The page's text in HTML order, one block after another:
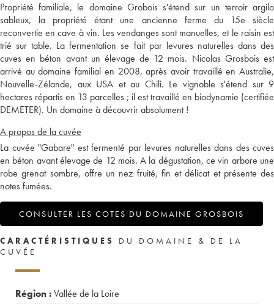
Propriété familiale, le domaine Grobois s'étend sur un terroir argilo
sableux, la propriété étant une ancienne ferme du 15e siècle
reconvertie en cave à vin. Les vendanges sont manuelles, et le raisin est
trié sur table. La fermentation se fait par levures naturelles dans des
cuves en béton avant un élevage de 12 mois. Nicolas Grosbois est
arrivé au domaine familial en 2008, après avoir travaillé en Australie,
Nouvelle-Zélande, aux USA et au Chili. Le vignoble s'étend sur 9
hectares répartis en 13 parcelles ; il est travaillé en biodynamie (certifiée
DEMETER). Un domaine à découvrir absolument !
A propos de la cuvée
La cuvée "Gabare" est fermenté par levures naturelles dans des cuves
en béton avant élevage de 12 mois. A la dégustation, ce vin arbore une
robe grenat sombre, offre un nez fruité, fin et délicat et présente des
notes fumées.
CONSULTER LES COTES DU DOMAINE GROSBOIS
CARACTÉRISTIQUES
DU DOMAINE & DE LA
CUVÉE
Région :Vallée de la Loire